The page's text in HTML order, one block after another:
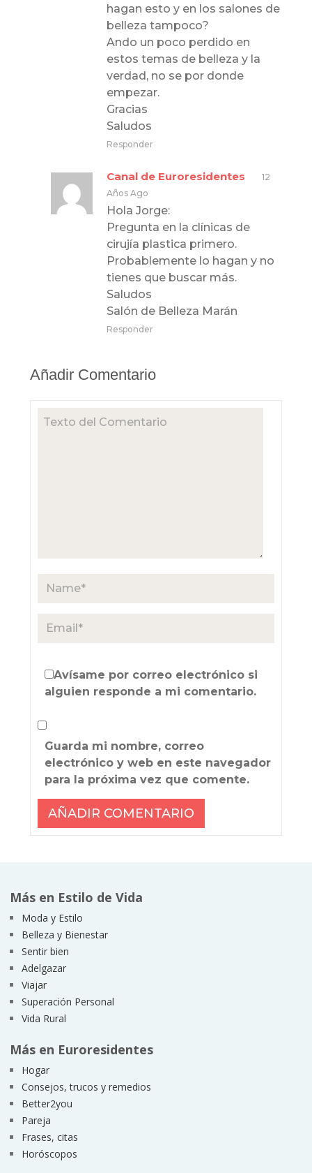
hagan esto y en los salones de
belleza tampoco?
Ando un poco perdido en
estos temas de belleza y la
verdad, no se por donde
empezar.
Gracias
Saludos
Responder
Canal de Euroresidentes
12
Años Ago
Hola Jorge:
Pregunta en la clínicas de
cirujía plastica primero.
Probablemente lo hagan y no
tienes que buscar más.
Saludos
Salón de Belleza Marán
Responder
Añadir Comentario
Avísame por correo electrónico si
alguien responde a mi comentario.
Guarda mi nombre, correo
electrónico y web en este navegador
para la próxima vez que comente.
Más en Estilo de Vida
Moda y Estilo
Belleza y Bienestar
Sentir bien
Adelgazar
Viajar
Superación Personal
Vida Rural
Más en Euroresidentes
Hogar
Consejos, trucos y remedios
Better2you
Pareja
Frases, citas
Horóscopos